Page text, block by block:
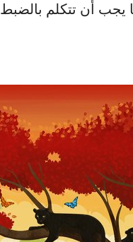
يجب أن تتكلم